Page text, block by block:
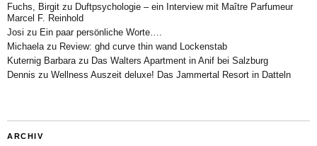
Fuchs, Birgit zu Duftpsychologie – ein Interview mit Maître Parfumeur
Marcel F. Reinhold
Josi zu Ein paar persönliche Worte….
Michaela zu Review: ghd curve thin wand Lockenstab
Kuternig Barbara zu Das Walters Apartment in Anif bei Salzburg
Dennis zu Wellness Auszeit deluxe! Das Jammertal Resort in Datteln
ARCHIV